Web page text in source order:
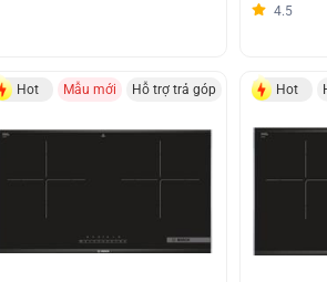
4.5
Hot Mẫu mới Hỗ trợ trả góp Hot